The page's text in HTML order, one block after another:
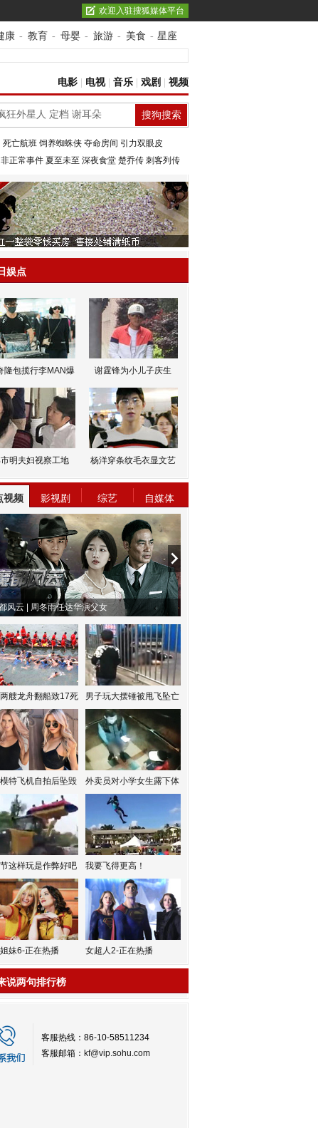
欢迎入驻搜狐媒体平台
康 - 教育 - 母婴 - 旅游 - 美食 - 星座
电影 电视| 音乐 戏剧 视频
死亡航班 饲养蜘蛛侠 夺命房间 引力双眼皮
非正常事件 夏至未至 深夜食堂 楚乔传 刺客列传
娱点
隆包揽行李MAN爆 谢霆锋为小儿子庆生
明夫妇视察工地 杨洋穿条纹毛衣显文艺
视频 影视剧 综艺 自媒体
风云 | 周冬雨任达华演父女
艘龙舟翻船致17死 男子玩大摆锤被甩飞坠亡
特飞机自拍后坠毁 外卖员对小学女生露下体
这样玩是作弊好吧 我要飞得更高！
妹6-正在热播 女超人2-正在热播
说两句排行榜
客服热线：86-10-58511234
客服邮箱： kf@vip.sohu.com